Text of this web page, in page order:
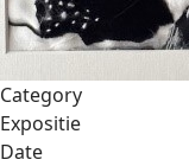
Category
Expositie
Date